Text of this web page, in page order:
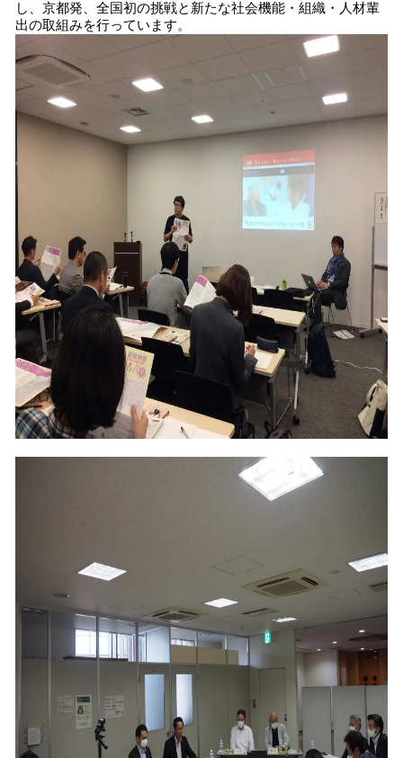
し、京都発、全国初の挑戦と新たな社会機能・組織・人材輩
出の取組みを行っています。